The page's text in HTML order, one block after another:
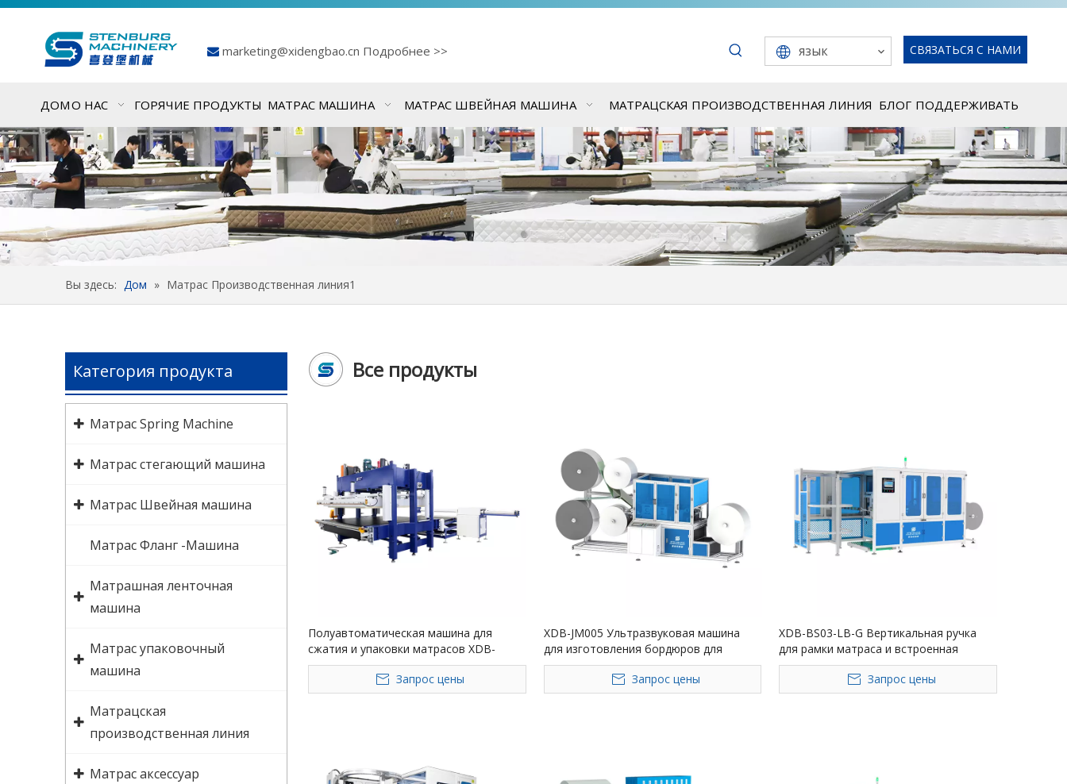
 marketing@xidengbao.cn Подробнее >> язык СВЯЗАТЬСЯ С НАМИ
ДОМО НАС ГОРЯЧИЕ ПРОДУКТЫ МАТРАС МАШИНА МАТРАС ШВЕЙНАЯ МАШИНА МАТРАЦСКАЯ ПРОИЗВОДСТВЕННАЯ ЛИНИЯ БЛОГ ПОДДЕРЖИВАТЬ
Вы здесь: Дом » Матрас Производственная линия1
Категория продукта
Матрас Spring Machine
Матрас стегающий машина
Матрас Швейная машина
Матрас Фланг -Машина
Матрашная ленточная
машина
Матрас упаковочный
машина
Матрацская
производственная линия
Матрас аксессуар
Все продукты
Полуавтоматическая машина для
сжатия и упаковки матрасов XDB-
CPR+SRM
Запрос цены
XDB-JM005 Ультразвуковая машина
для изготовления бордюров для
матрасов (модель по индивидуальному
Запрос цены
XDB-BS03-LB-G Вертикальная ручка
для рамки матраса и встроенная
машина для этикетирования
Запрос цены